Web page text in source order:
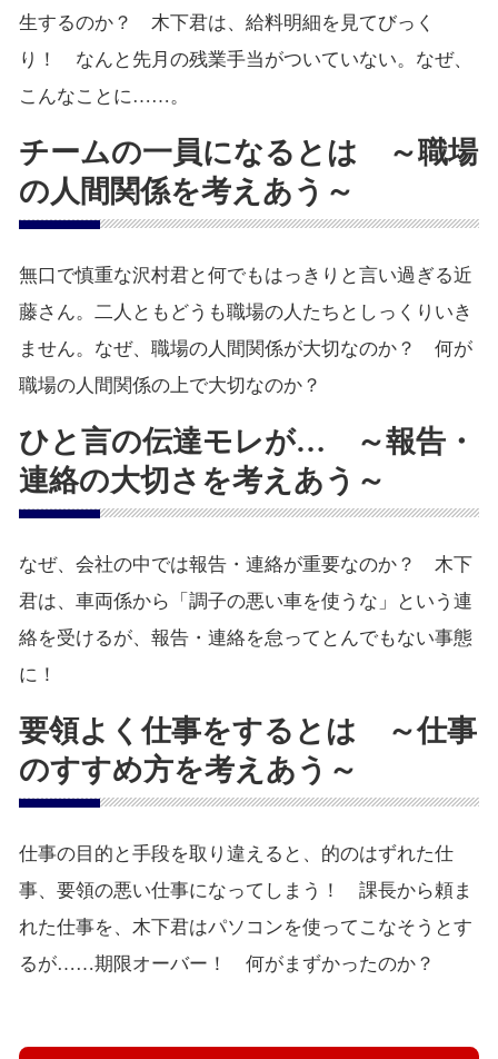
生するのか？ 木下君は、給料明細を見てびっく
り！ なんと先月の残業手当がついていない。なぜ、
こんなことに……。
チームの一員になるとは ～職場
の人間関係を考えあう～
無口で慎重な沢村君と何でもはっきりと言い過ぎる近
藤さん。二人ともどうも職場の人たちとしっくりいき
ません。なぜ、職場の人間関係が大切なのか？ 何が
職場の人間関係の上で大切なのか？
ひと言の伝達モレが… ～報告・
連絡の大切さを考えあう～
なぜ、会社の中では報告・連絡が重要なのか？ 木下
君は、車両係から「調子の悪い車を使うな」という連
絡を受けるが、報告・連絡を怠ってとんでもない事態
に！
要領よく仕事をするとは ～仕事
のすすめ方を考えあう～
仕事の目的と手段を取り違えると、的のはずれた仕
事、要領の悪い仕事になってしまう！ 課長から頼ま
れた仕事を、木下君はパソコンを使ってこなそうとす
るが……期限オーバー！ 何がまずかったのか？